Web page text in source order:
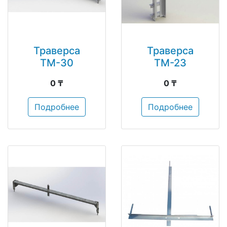
Траверса
ТМ-30
0 ₸
Подробнее
Траверса
ТМ-23
0 ₸
Подробнее